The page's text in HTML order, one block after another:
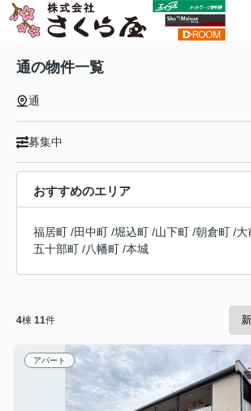
通の物件一覧
通
募集中
おすすめのエリア
福居町 /田中町 /堀込町 /山下町 /朝倉町 /大
五十部町 /八幡町 /本城
4棟 11件
アパート